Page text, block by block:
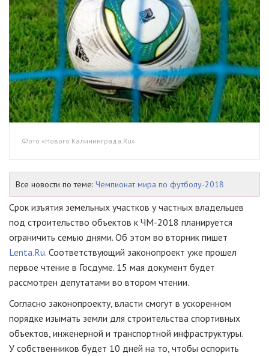
Фото «Нового Калининграда.Ru»
Все новости по теме: Чемпионат мира по футболу-2018
Срок изъятия земельных участков у частных владельцев
под строительство объектов к ЧМ-2018 планируется
ограничить семью днями. Об этом во вторник пишет
Lenta.Ru. Соответствующий законопроект уже прошел
первое чтение в Госдуме. 15 мая документ будет
рассмотрен депутатами во втором чтении.
Согласно законопроекту, власти смогут в ускоренном
порядке изымать земли для строительства спортивных
объектов, инженерной и транспортной инфраструктуры.
У собственников будет 10 дней на то, чтобы оспорить